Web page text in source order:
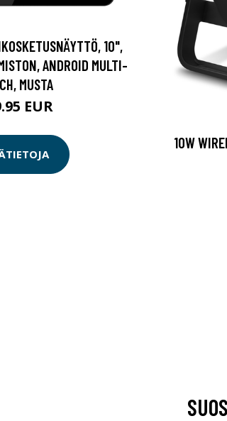
10",
ANDROID MULTI-
MUSTA
EUR
10W